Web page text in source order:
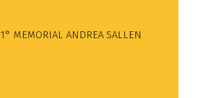
1° MEMORIAL ANDREA SALLEN